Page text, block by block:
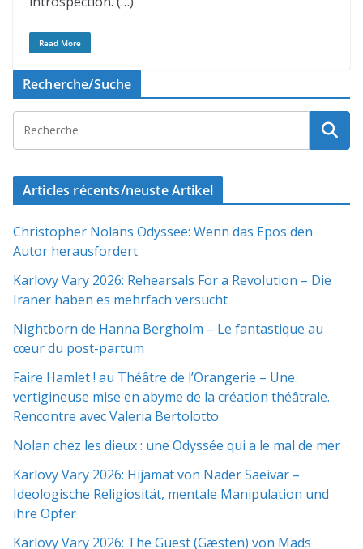
Read More
Recherche/Suche
Articles récents/neuste Artikel
Christopher Nolans Odyssee: Wenn das Epos den
Autor herausfordert
Karlovy Vary 2026: Rehearsals For a Revolution – Die
Iraner haben es mehrfach versucht
Nightborn de Hanna Bergholm – Le fantastique au
cœur du post-partum
Faire Hamlet ! au Théâtre de l’Orangerie – Une
vertigineuse mise en abyme de la création théâtrale.
Rencontre avec Valeria Bertolotto
Nolan chez les dieux : une Odyssée qui a le mal de mer
Karlovy Vary 2026: Hijamat von Nader Saeivar​​ –
Ideologische Religiosität, mentale Manipulation und
ihre Opfer
Karlovy Vary 2026: The Guest (Gæsten) von Mads